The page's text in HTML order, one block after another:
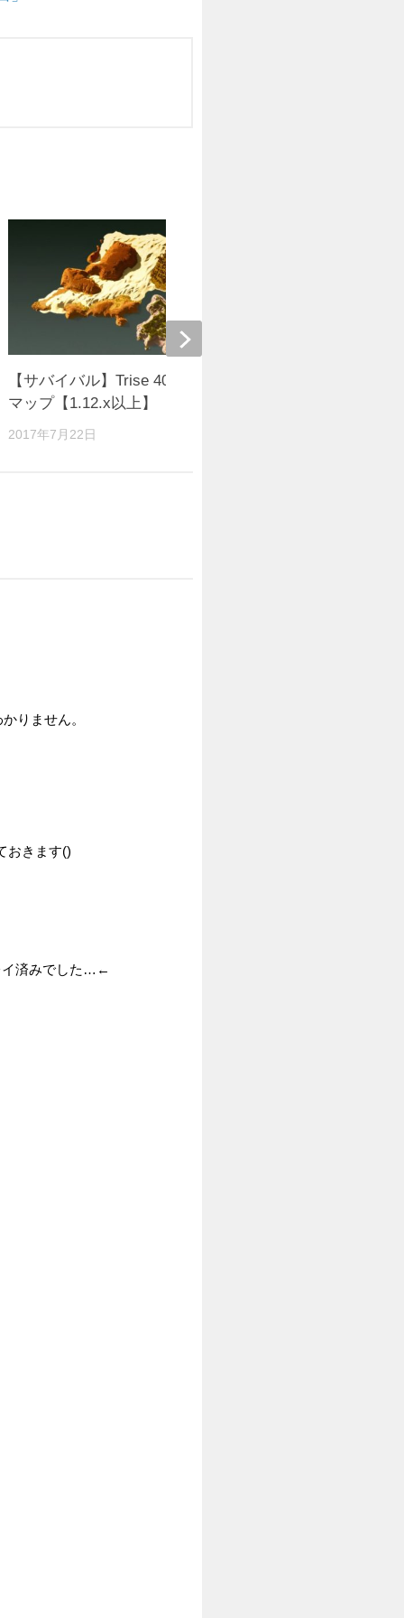
【サバイバル】Trise 4000×2500カスタム
マップ【1.12.x以上】
2017年7月22日
りません。
おきます()
イ済みでした…←